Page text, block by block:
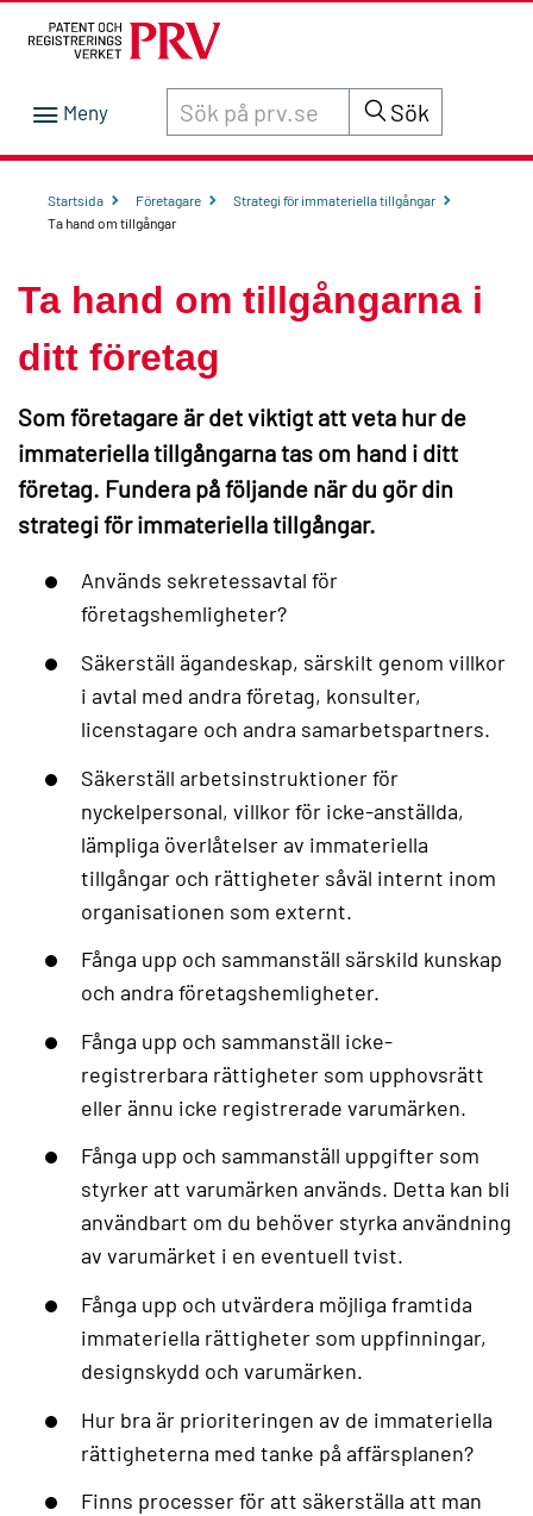
Sök innehåll på siten prv.se Sök
Startsida Företagare
Strategi för immateriella tillgångar
Ta hand om tillgångar
Ta hand om tillgångarna i
ditt företag
Som företagare är det viktigt att veta hur de
immateriella tillgångarna tas om hand i ditt
företag. Fundera på följande när du gör din
strategi för immateriella tillgångar.
Används sekretessavtal för
företagshemligheter?
Säkerställ ägandeskap, särskilt genom villkor
i avtal med andra företag, konsulter,
licenstagare och andra samarbetspartners.
Säkerställ arbetsinstruktioner för
nyckelpersonal, villkor för icke-anställda,
lämpliga överlåtelser av immateriella
tillgångar och rättigheter såväl internt inom
organisationen som externt.
Fånga upp och sammanställ särskild kunskap
och andra företagshemligheter.
Fånga upp och sammanställ icke-
registrerbara rättigheter som upphovsrätt
eller ännu icke registrerade varumärken.
Fånga upp och sammanställ uppgifter som
styrker att varumärken används. Detta kan bli
användbart om du behöver styrka användning
av varumärket i en eventuell tvist.
Fånga upp och utvärdera möjliga framtida
immateriella rättigheter som uppfinningar,
designskydd och varumärken.
Hur bra är prioriteringen av de immateriella
rättigheterna med tanke på affärsplanen?
Finns processer för att säkerställa att man